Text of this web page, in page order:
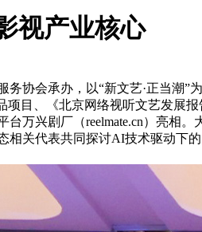
视产业核心
协会承办，以“新文艺·正当潮”
目、《北京网络视听文艺发展
万兴剧厂（reelmate.cn）亮相
关代表共同探讨AI技术驱动下